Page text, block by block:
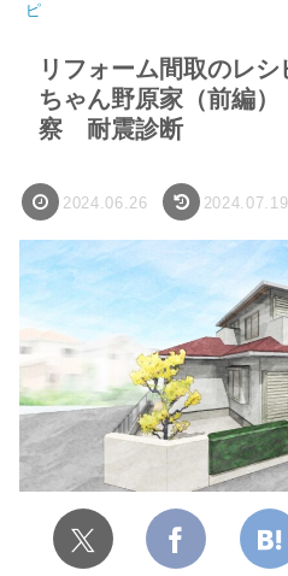
ピ
リフォーム間取のレ
ちゃん野原家（前編
察 耐震診断
2024.06.26 2024.07.19